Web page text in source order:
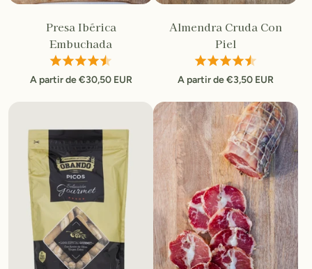
Presa Ibérica
Embuchada
A partir de €30,50 EUR
Almendra Cruda Con
Piel
A partir de €3,50 EUR